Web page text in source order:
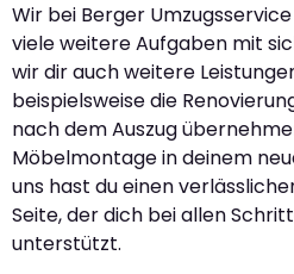
Wir bei Berger
viele weitere Aufgaben mit
wir dir auch weitere
beispielsweise die
nach dem Auszug
Möbelmontage in deinem
uns hast du einen
Seite, der dich bei allen
unterstützt.